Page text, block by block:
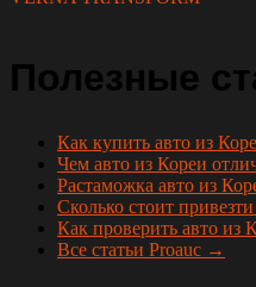
Полезные
Как купить авто из
Чем авто из Кореи
Растаможка авто из
Сколько стоит
Как проверить авто из
Все статьи Proauc →